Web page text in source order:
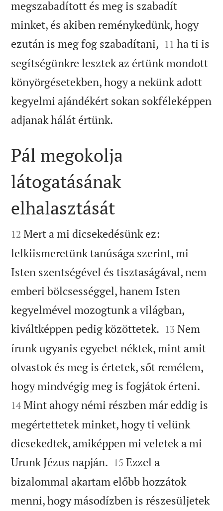
megszabadított és meg is szabadít
minket, és akiben reménykedünk, hogy
ezután is meg fog szabadítani, 

11 ha ti is
segítségünkre lesztek az értünk mondott
könyörgésetekben, hogy a nekünk adott
kegyelmi ajándékért sokan sokféleképpen
adjanak hálát értünk.

Pál megokolja
látogatásának
elhalasztását

12 Mert a mi dicsekedésünk ez:
lelkiismeretünk tanúsága szerint, mi
Isten szentségével és tisztaságával, nem
emberi bölcsességgel, hanem Isten
kegyelmével mozogtunk a világban,
kiváltképpen pedig közöttetek. 

13 Nem
írunk ugyanis egyebet néktek, mint amit
olvastok és meg is értetek, sőt remélem,
hogy mindvégig meg is fogjátok érteni.
14 Mint ahogy némi részben már eddig is
megértettetek minket, hogy ti velünk
dicsekedtek, amiképpen mi veletek a mi
Urunk Jézus napján. 

15 Ezzel a
bizalommal akartam előbb hozzátok
menni, hogy másodízben is részesüljetek